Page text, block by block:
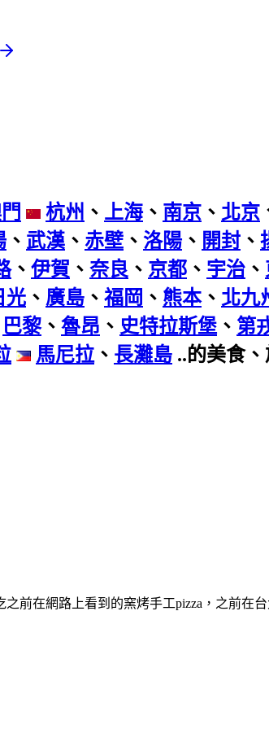
杭州 、 上海、 南京 、 北京
、 武漢 、 赤壁 、 洛陽 、 開封 、
、 伊賀 、 奈良 、 京都 、 宇治 、
光 、 廣島 、 福岡 、 熊本、 北九
巴黎、 魯昂 、 史特拉斯堡 、 第
馬尼拉 、 長灘島 ..的美食
前在網路上看到的窯烤手工pizza，之前在